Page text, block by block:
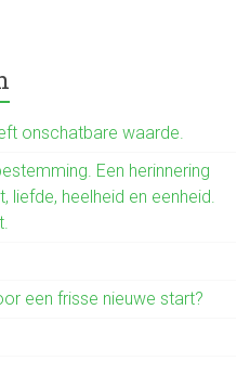
onschatbare waarde.
Een herinnering
liefde, heelheid en eenheid.
een frisse nieuwe start?